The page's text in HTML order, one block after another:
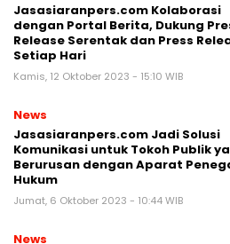
Jasasiaranpers.com Kolaborasi
dengan Portal Berita, Dukung
Release Serentak dan Press
Setiap Hari
Kamis, 12 Oktober 2023 - 15:10 WIB
News
Jasasiaranpers.com Jadi Solusi
Komunikasi untuk Tokoh Publik
Berurusan dengan Aparat
Hukum
Jumat, 6 Oktober 2023 - 10:44 WIB
News